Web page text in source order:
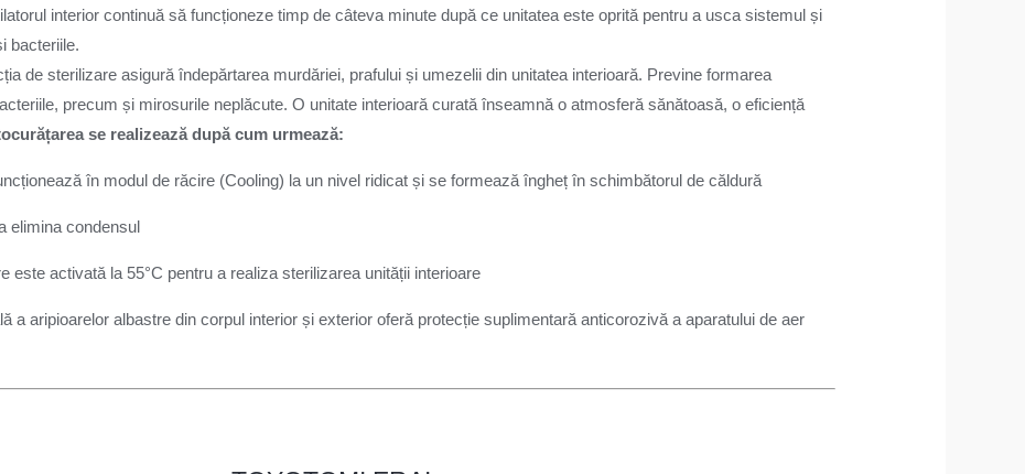
interior continuă să funcționeze timp de câteva minute după ce unitatea este oprită pentru a usca sistemul și
bacteriile.
de sterilizare asigură îndepărtarea murdăriei, prafului și umezelii din unitatea interioară. Previne formarea
precum și mirosurile neplăcute. O unitate interioară curată înseamnă o atmosferă sănătoasă, o eficiență
se realizează după cum urmează:
în modul de răcire (Cooling) la un nivel ridicat și se formează îngheț în schimbătorul de căldură
elimina condensul
este activată la 55°C pentru a realiza sterilizarea unității interioare
a aripioarelor albastre din corpul interior și exterior oferă protecție suplimentară anticorozivă a aparatului de aer